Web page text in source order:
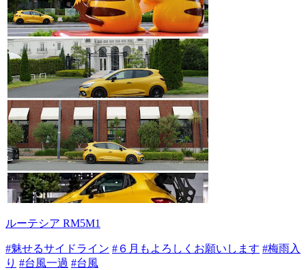
ルーテシア RM5M1
#魅せるサイドライン #６月もよろしくお願いします #梅雨入
り #台風一過 #台風